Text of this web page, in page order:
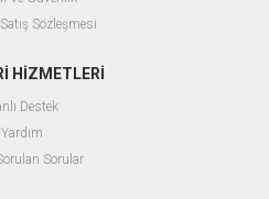
Sözleşmesi
HİZMETLERİ
Destek
Yardım
Sorular